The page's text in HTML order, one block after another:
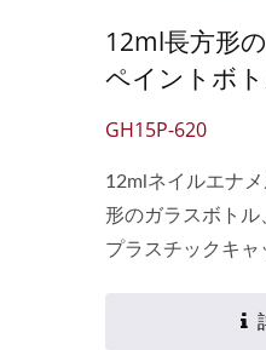
12ml長方形
ペイントボ
GH15P-620
12mlネイルエナ
形のガラスボトル
プラスチックキャ
5ml丸型